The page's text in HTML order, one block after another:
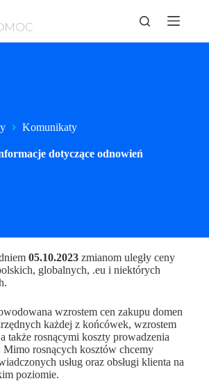
Komunikaty
dotyczące odnowień
05.10.2023zmianom uległy ceny
globalnych, .eu i niektórych
wzrostem cen zakupu domen
każdej z końcówek, wzrostem
także rosnącymi koszty prowadzenia
Mimo rosnących kosztów chcemy
usług oraz obsługi klienta na
poziomie.